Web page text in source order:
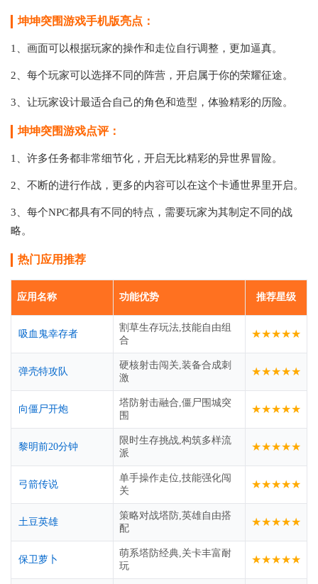
坤坤突围游戏手机版亮点：
1、画面可以根据玩家的操作和走位自行调整，更加逼真。
2、每个玩家可以选择不同的阵营，开启属于你的荣耀征途。
3、让玩家设计最适合自己的角色和造型，体验精彩的历险。
坤坤突围游戏点评：
1、许多任务都非常细节化，开启无比精彩的异世界冒险。
2、不断的进行作战，更多的内容可以在这个卡通世界里开启。
3、每个NPC都具有不同的特点，需要玩家为其制定不同的战
略。
热门应用推荐
应用名称 功能优势 推荐星级
吸血鬼幸存者
割草生存玩法,技能自由组
合
★★★★★
弹壳特攻队
硬核射击闯关,装备合成刺
激
★★★★★
向僵尸开炮
塔防射击融合,僵尸围城突
围
★★★★★
黎明前20分钟
限时生存挑战,构筑多样流
派
★★★★★
弓箭传说
单手操作走位,技能强化闯
关
★★★★★
土豆英雄
策略对战塔防,英雄自由搭
配
★★★★★
保卫萝卜
萌系塔防经典,关卡丰富耐
玩
★★★★★